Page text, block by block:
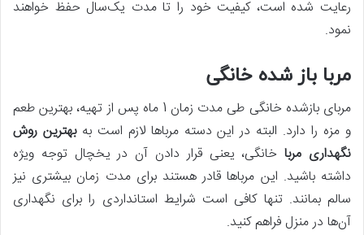
رعایت شده است، کیفیت خود را تا مدت یک‌سال حفظ خواهند
نمود.
مربا باز شده خانگی
مربای بازشده خانگی طی مدت زمان 1 ماه پس‌ از تهیه، بهترین طعم
و مزه را دارد. البته در این دسته مرباها لازم است بهبهترین روش
نگهداری مرباخانگی، یعنی قرار دادن آن در یخچال توجه ویژه
داشته باشید. این مرباها قادر هستند برای مدت زمان بیشتری نیز
سالم بمانند. تنها کافی است شرایط استانداردی را برای نگهداری
آن‌ها در منزل فراهم کنید.